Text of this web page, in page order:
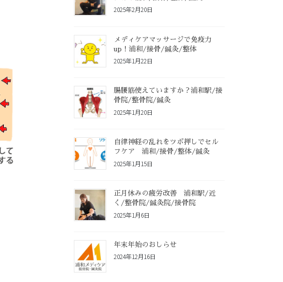
2025年2月20日
メディケアマッサージで免疫力
up！浦和/接骨/鍼灸/整体
2025年1月22日
腸腰筋使えていますか？浦和駅/接
骨院/整骨院/鍼灸
2025年1月20日
自律神経の乱れをツボ押しでセル
フケア 浦和/接骨/整体/鍼灸
2025年1月15日
正月休みの疲労改善 浦和駅/近
く/整骨院/鍼灸院/接骨院
2025年1月6日
年末年始のおしらせ
2024年12月16日